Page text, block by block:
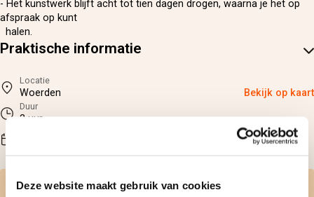
Deze website maakt gebruik van cookies
- Het kunstwerk blijft acht tot tien dagen drogen, waarna je het op
afspraak op kunt
halen.
Praktische informatie
Locatie
Woerden Bekijk op kaart
Duur
2 uur
Zelf datum kiezen